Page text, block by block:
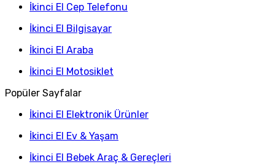
İkinci El Cep Telefonu
İkinci El Bilgisayar
İkinci El Araba
İkinci El Motosiklet
Popüler Sayfalar
İkinci El Elektronik Ürünler
İkinci El Ev & Yaşam
İkinci El Bebek Araç & Gereçleri